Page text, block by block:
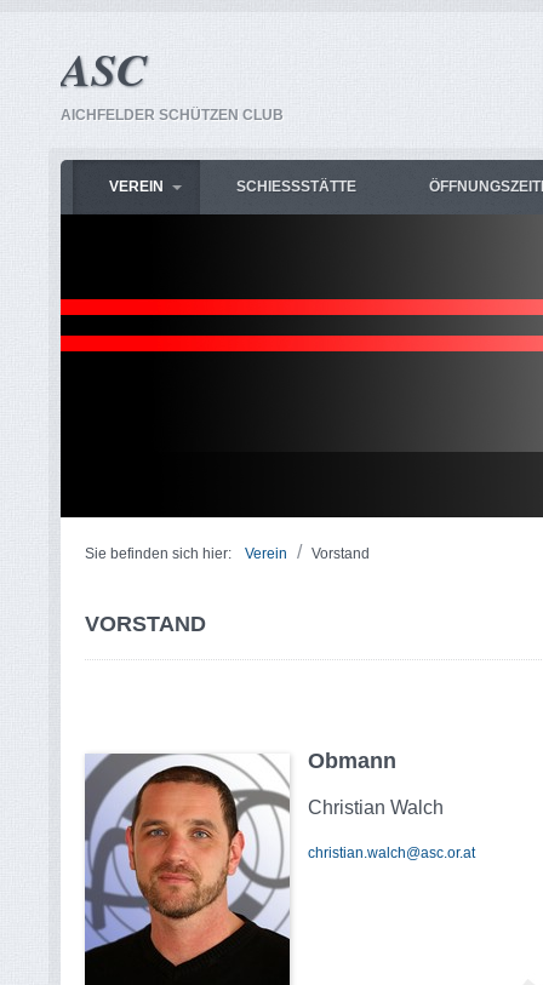
ASC
AICHFELDER SCHÜTZEN CLUB
VEREIN SCHIESSSTÄTTE
Sie befinden sich hier: Verein / Vorstand
VORSTAND
Obmann
Christian Walch
christian.walch@asc.or.at